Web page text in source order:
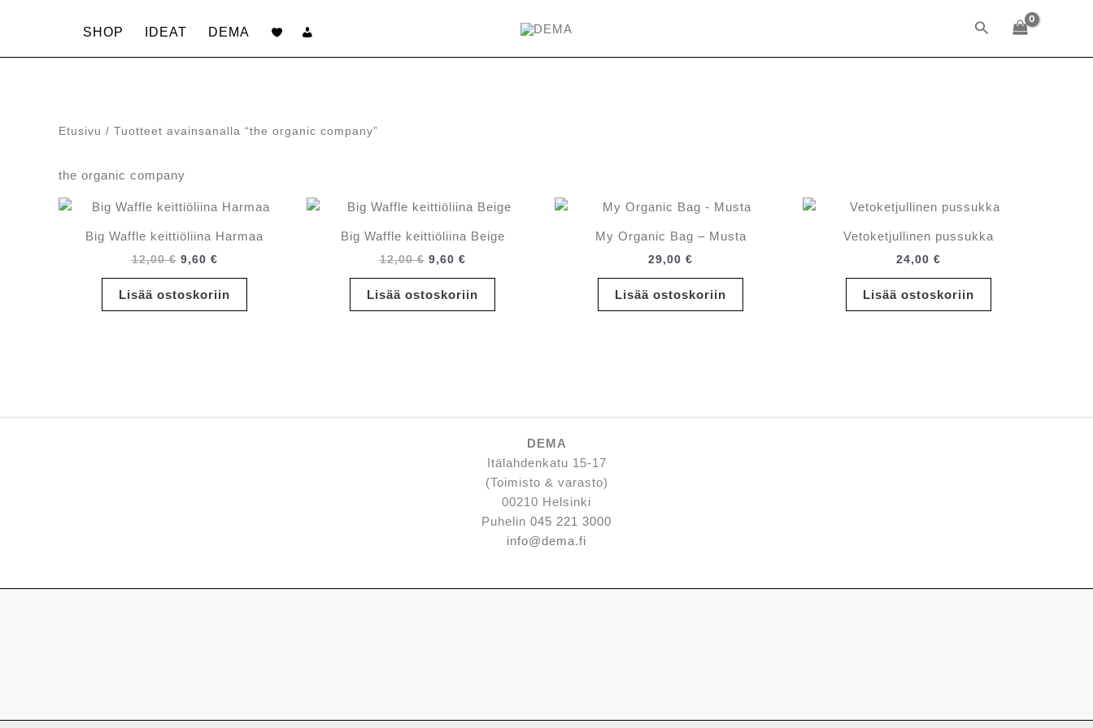
SHOP IDEAT DEMA Hae
Etusivu / Tuotteet avainsanalla “the organic company”
the organic company
Big Waffle keittiöliina Harmaa
12,00€ Alkuperäinen
12,00 €.
9,60 €Nykyinen
9,60 €.
Lisää ostoskoriin
Big Waffle keittiöliina Beige
12,00€ Alkuperäinen
12,00 €.
9,60 €Nykyinen
9,60 €.
Lisää ostoskoriin
My Organic Bag – Musta
29,00 €
Lisää ostoskoriin
Vetoketjullinen pussukka
24,00 €
Lisää ostoskoriin
DEMA
Itälahdenkatu 15-17
(Toimisto & varasto)
00210 Helsinki
Puhelin 045 221 3000
info@dema.fi